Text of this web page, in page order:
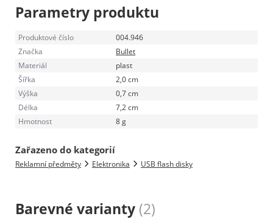
Parametry produktu
Produktové číslo
004.946
Značka
Bullet
Materiál
plast
Šířka
2,0 cm
Výška
0,7 cm
Délka
7,2 cm
Hmotnost
8 g
Zařazeno do kategorií
Reklamní předměty Elektronika USB flash disky
Barevné varianty (2)